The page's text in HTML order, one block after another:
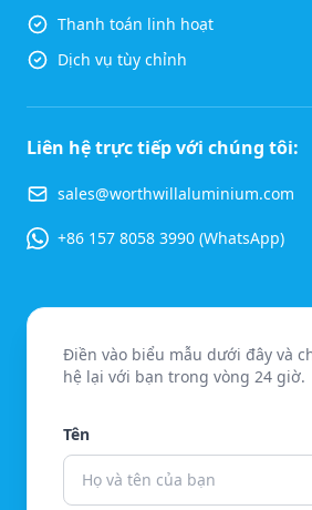
Thanh toán linh hoạt
Dịch vụ tùy chỉnh
Liên hệ trực tiếp với chúng tôi:
sales@worthwillaluminium.com
+86 157 8058 3990 (WhatsApp)
Điền vào biểu mẫu dưới đây và
hệ lại với bạn trong vòng 24 giờ.
Tên